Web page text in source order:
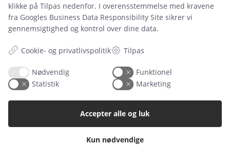
Cookie- og privatlivspolitik
Typiske spørgsmål
Manualer
Samarbejdspartnere
59 43 11 32
klikke på Tilpas nedenfor. I overensstemmelse med kravene
fra Googles Business Data Responsibility Site sikrer vi
gennemsigtighed og kontrol over dine data.
Cookie- og privatlivspolitik Tilpas
Nødvendig
Funktionel
Statistik
Marketing
Kun nødvendige
Accepter alle og luk